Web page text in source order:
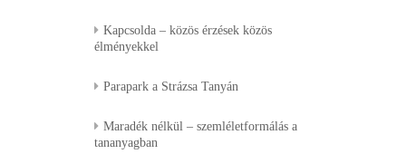
Kapcsolda – közös érzések közös
élményekkel
Parapark a Strázsa Tanyán
Maradék nélkül – szemléletformálás a
tananyagban